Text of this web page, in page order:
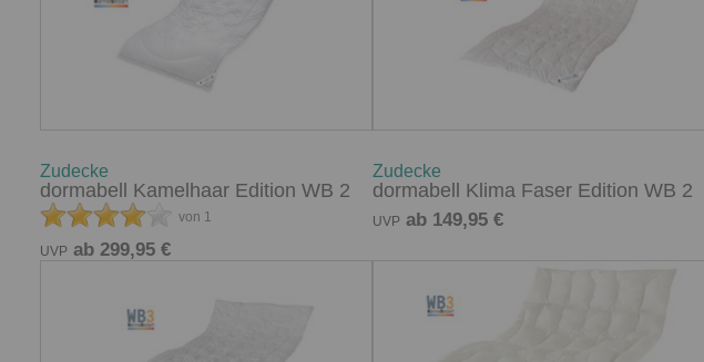
Zudecke
dormabell Kamelhaar Edition WB 2
von 1
UVP ab 299,95 €
Zudecke
dormabell Klima Faser Edition WB 2
UVP ab 149,95 €